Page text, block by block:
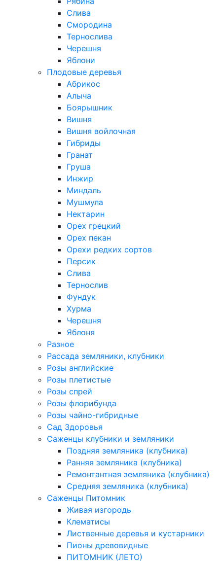
Слива
Смородина
Тернослива
Черешня
Яблони
Плодовые деревья
Абрикос
Алыча
Боярышник
Вишня
Вишня войлочная
Гибриды
Гранат
Груша
Инжир
Миндаль
Мушмула
Нектарин
Орех грецкий
Орех пекан
Орехи редких сортов
Персик
Слива
Тернослив
Фундук
Хурма
Черешня
Яблоня
Разное
Рассада земляники, клубники
Розы английские
Розы плетистые
Розы спрей
Розы флорибунда
Розы чайно-гибридные
Сад Здоровья
Саженцы клубники и земляники
Поздняя земляника (клубника)
Ранняя земляника (клубника)
Ремонтантная земляника (клубника)
Средняя земляника (клубника)
Саженцы Питомник
Живая изгородь
Клематисы
Лиственные деревья и кустарники
Пионы древовидные
ПИТОМНИК (ЛЕТО)